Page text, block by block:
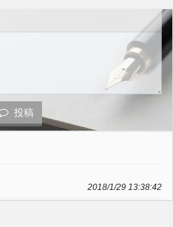
投稿
2018/1/29 13:38:42